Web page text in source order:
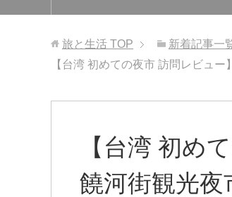
旅と生活 TOP 新着記事一
【台湾 初めての夜市 訪問レビュ
【台湾 初め
饒河街観光